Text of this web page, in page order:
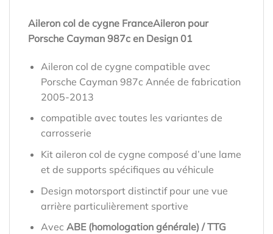
Aileron col de cygne FranceAileron pour
Porsche Cayman 987c en Design 01
Aileron col de cygne compatible avec
Porsche Cayman 987c Année de fabrication
2005-2013
compatible avec toutes les variantes de
carrosserie
Kit aileron col de cygne composé d’une lame
et de supports spécifiques au véhicule
Design motorsport distinctif pour une vue
arrière particulièrement sportive
Avec ABE (homologation générale) / TTG